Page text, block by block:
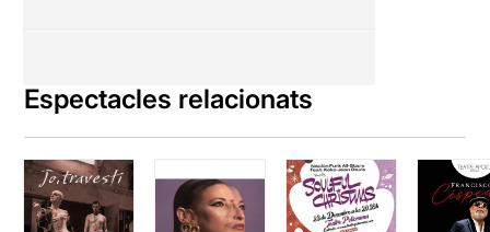
Espectacles relacionats